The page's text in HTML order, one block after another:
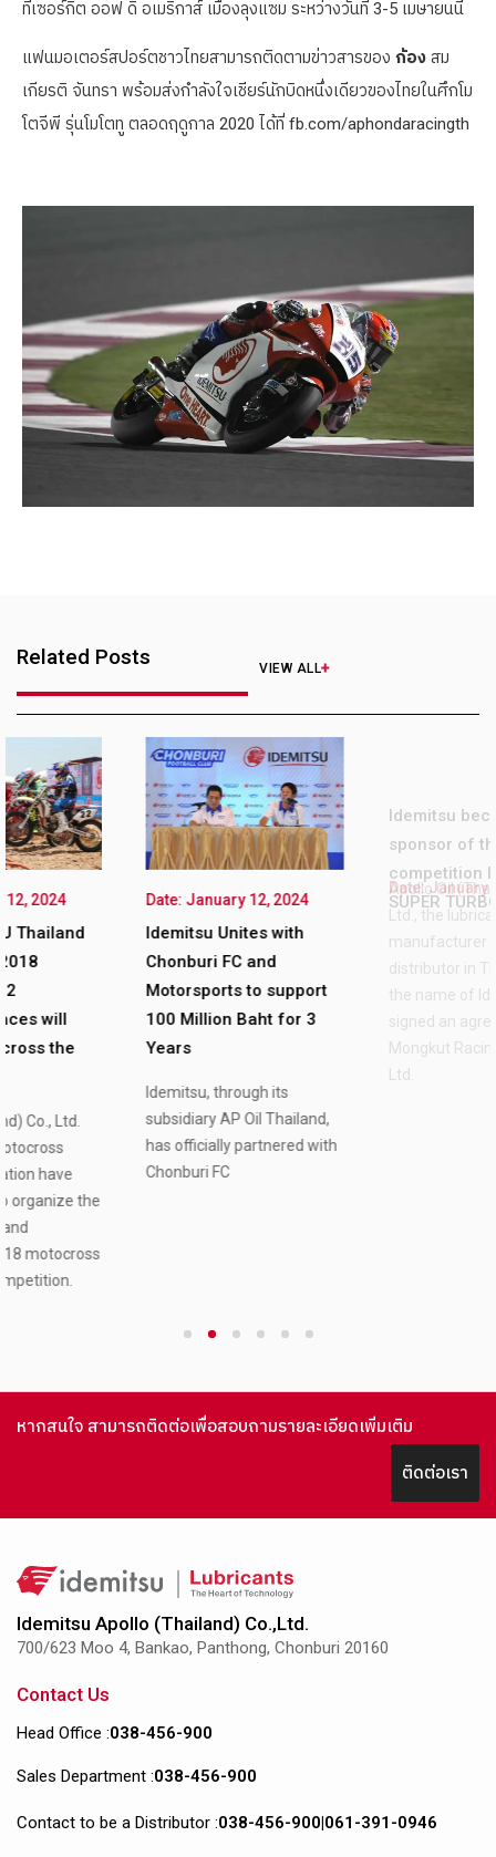
ที่เซอร์กิต ออฟ ดิ อเมริกาส์ เมืองลุงแซม ระหว่างวันที่ 3-5 เมษายนนี้
แฟนมอเตอร์สปอร์ตชาวไทยสามารถติดตามข่าวสารของ ก้อง สม
เกียรติ จันทรา พร้อมส่งกำลังใจเชียร์นักบิดหนึ่งเดียวของไทยในศึกโม
โตจีพี รุ่นโมโตทู ตลอดฤดูกาล 2020 ได้ที่ fb.com/aphondaracingth
Related Posts VIEW ALL
Date: January 12, 2024
Idemitsu Unites with
Chonburi FC and
Motorsports to support
100 Million Baht for 3
Years
Idemitsu, through its
subsidiary AP Oil Thailand,
has officially partnered with
Chonburi FC
Date: January 12, 2024
Idemitsu becomes main
sponsor of the
competition IDEMITSU
SUPER TURBO THAILAND
Apollo Oil (Thailand) Co.,
Ltd., the lubricant oil
manufacturer and
distributor in Thailand under
the name of Idemitsu, has
หากสนใจ สามารถติดต่อเพื่อสอบถามรายละเอียดเพิ่มเติม
ติดต่อเรา
Idemitsu Apollo (Thailand) Co.,Ltd.
700/623 Moo 4, Bankao, Panthong, Chonburi 20160
Contact Us
Head Office :038-456-900
Sales Department :038-456-900
Contact to be a Distributor :038-456-900|061-391-0946